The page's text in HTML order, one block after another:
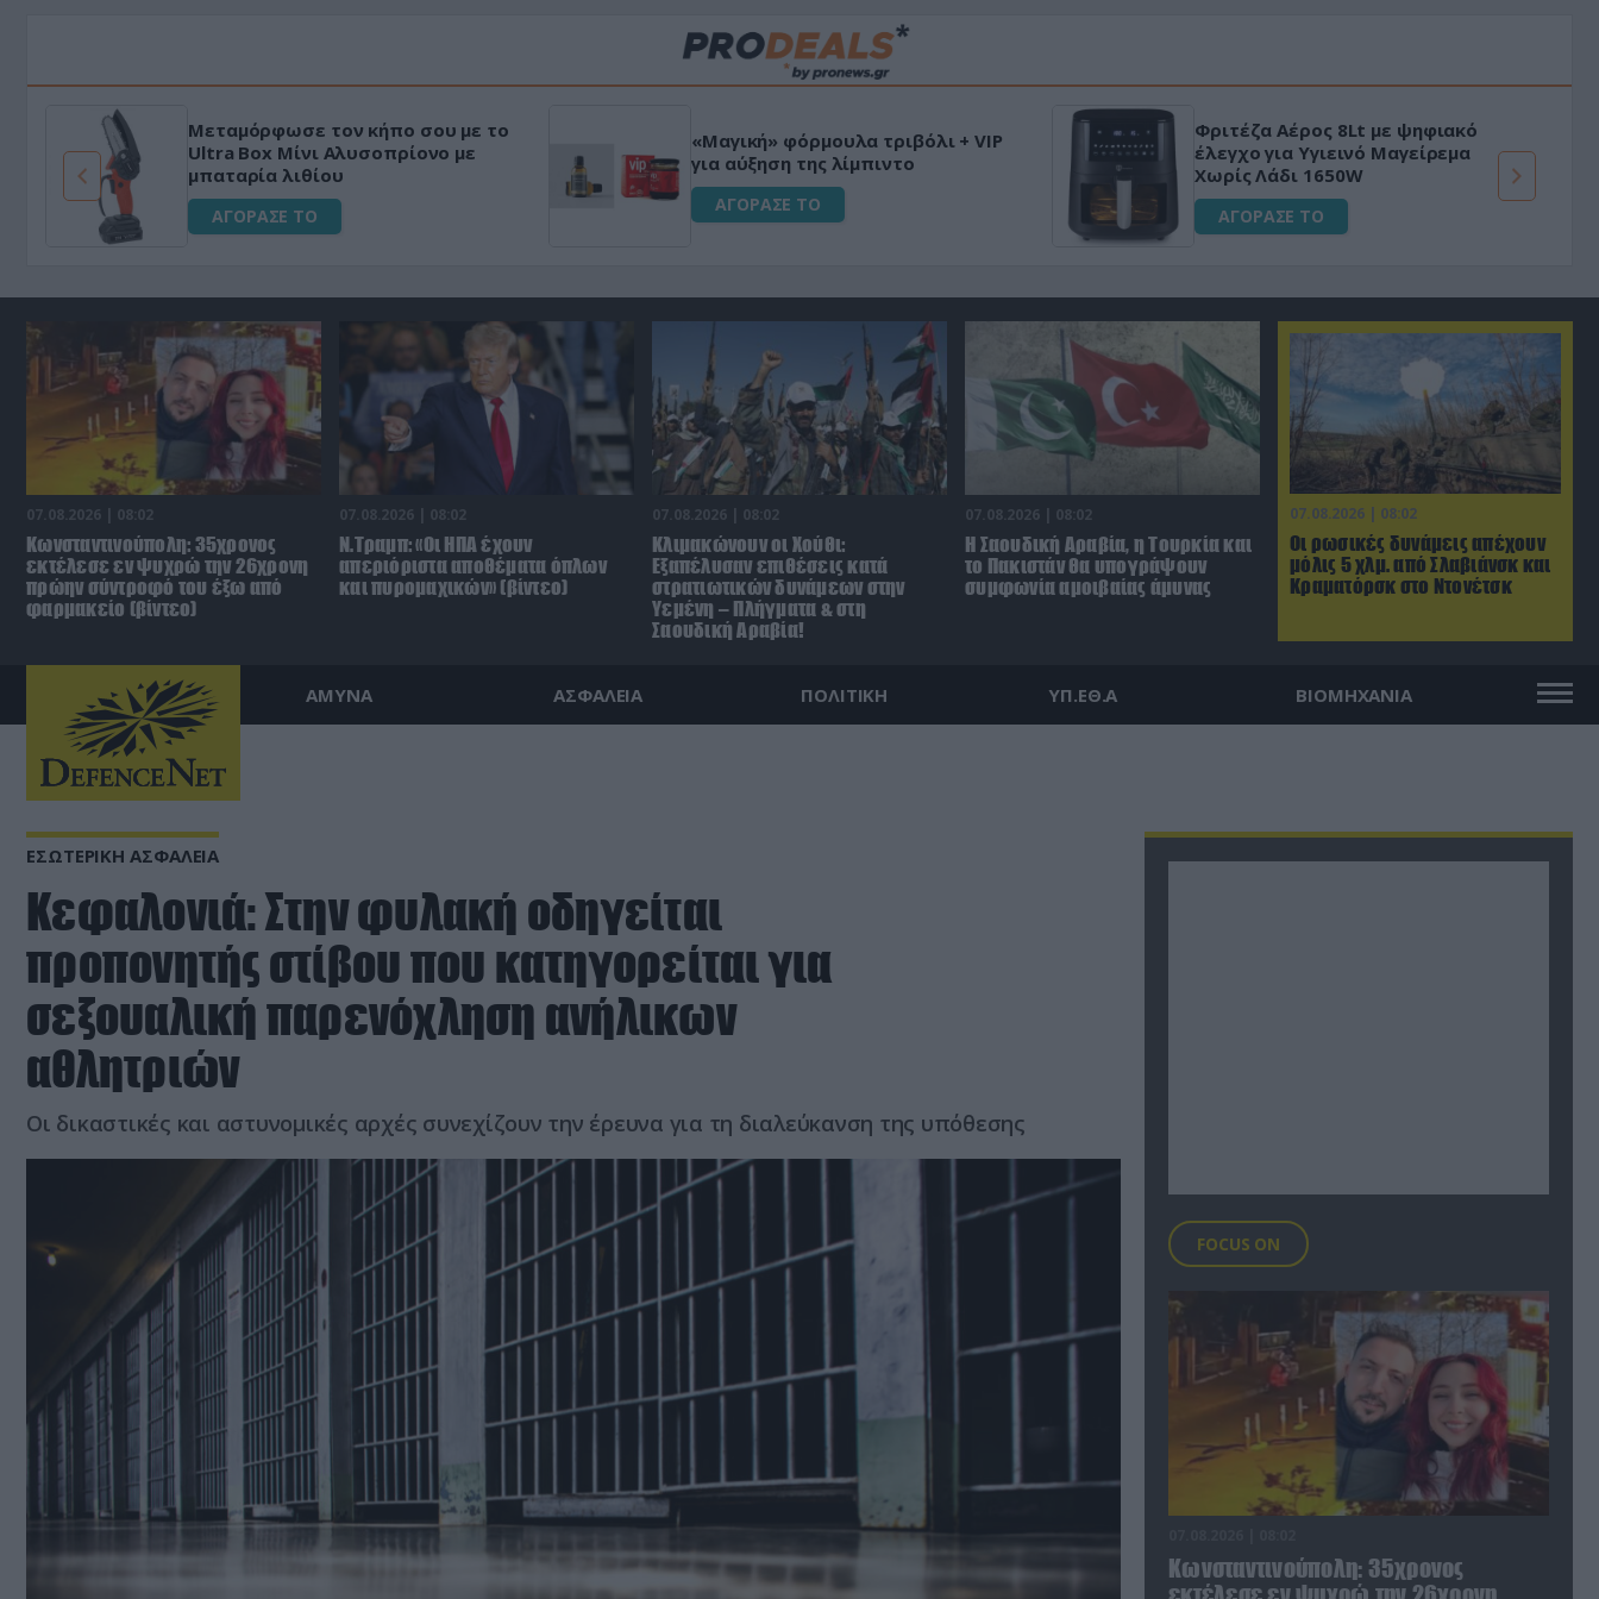
Μεταμόρφωσε τον κήπο σου με το
Ultra Box Μίνι Αλυσοπρίονο με
μπαταρία λιθίου
ΑΓΟΡΑΣΕ ΤΟ
«Μαγική» φόρμουλα τριβόλι + VIP
για αύξηση της λίμπιντο
ΑΓΟΡΑΣΕ ΤΟ
Φριτέζα Αέρος 8Lt με ψηφιακό
έλεγχο για Υγιεινό Μαγείρεμα
Χωρίς Λάδι 1650W
ΑΓΟΡΑΣΕ ΤΟ
07.08.2026 | 08:02
Οι ρωσικές δυνάμεις απέχουν
μόλις 5 χλμ. από Σλαβιάνσκ και
Κραματόρσκ στο Ντονέτσκ
07.08.2026 | 08:02
Κωνσταντινούπολη: 35χρονος
εκτέλεσε εν ψυχρώ την 26χρονη
πρώην σύντροφό του έξω από
φαρμακείο (βίντεο)
07.08.2026 | 08:02
Ν.Τραμπ: «Οι ΗΠΑ έχουν
απεριόριστα αποθέματα όπλων
και πυρομαχικών» (βίντεο)
07.08.2026 | 08:02
Κλιμακώνουν οι Χούθι:
Eξαπέλυσαν επιθέσεις κατά
στρατιωτικών δυνάμεων στην
Υεμένη – Πλήγματα & στη
Σαουδική Αραβία!
07.08.2026 | 08:02
Η Σαουδική Αραβία, η Τουρκία και
το Πακιστάν θα υπογράψουν
συμφωνία αμοιβαίας άμυνας
ΑΜΥΝΑ ΑΣΦΑΛΕΙΑ ΠΟΛΙΤΙΚΗ ΥΠ.ΕΘ.Α ΒΙΟΜΗΧΑΝΙΑ
ΕΣΩΤΕΡΙΚΗ ΑΣΦΑΛΕΙΑ
Κεφαλονιά: Στην φυλακή οδηγείται
προπονητής στίβου που κατηγορείται για
σεξουαλική παρενόχληση ανήλικων
αθλητριών
Οι δικαστικές και αστυνομικές αρχές συνεχίζουν την έρευνα για τη διαλεύκανση της υπόθεσης
FOCUS ON
Κωνσταντινούπολη: 35χρονος